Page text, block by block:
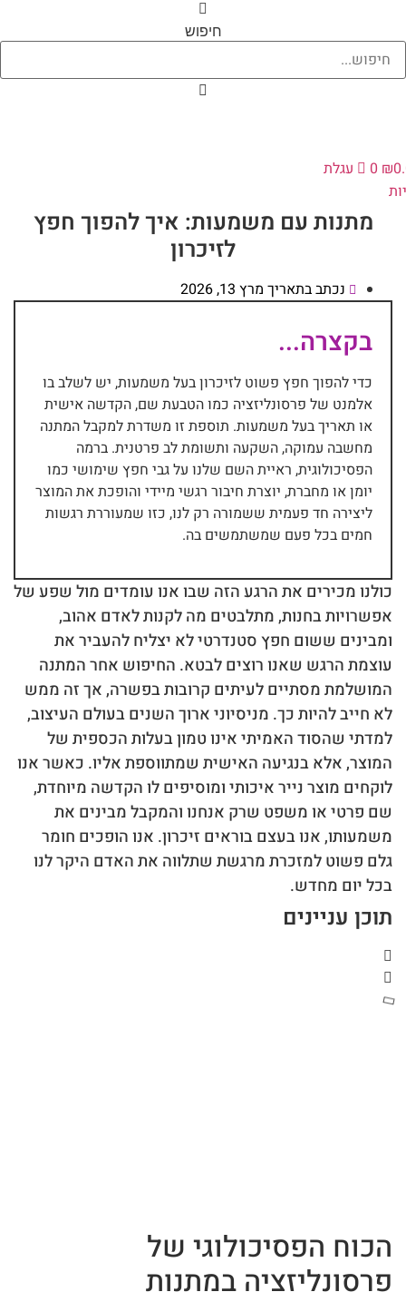
חיפוש
₪
0
עגלת
מתנות עם משמעות: איך להפוך חפץ
לזיכרון
נכתב בתאריך מרץ 13, 2026
בקצרה...
כדי להפוך חפץ פשוט לזיכרון בעל משמעות, יש לשלב בו
אלמנט של פרסונליזציה כמו הטבעת שם, הקדשה אישית
או תאריך בעל משמעות. תוספת זו משדרת למקבל המתנה
מחשבה עמוקה, השקעה ותשומת לב פרטנית. ברמה
הפסיכולוגית, ראיית השם שלנו על גבי חפץ שימושי כמו
יומן או מחברת, יוצרת חיבור רגשי מיידי והופכת את המוצר
ליצירה חד פעמית ששמורה רק לנו, כזו שמעוררת רגשות
חמים בכל פעם שמשתמשים בה.
כולנו מכירים את הרגע הזה שבו אנו עומדים מול שפע של
אפשרויות בחנות, מתלבטים מה לקנות לאדם אהוב,
ומבינים ששום חפץ סטנדרטי לא יצליח להעביר את
עוצמת הרגש שאנו רוצים לבטא. החיפוש אחר המתנה
המושלמת מסתיים לעיתים קרובות בפשרה, אך זה ממש
לא חייב להיות כך. מניסיוני ארוך השנים בעולם העיצוב,
למדתי שהסוד האמיתי אינו טמון בעלות הכספית של
המוצר, אלא בנגיעה האישית שמתווספת אליו. כאשר אנו
לוקחים מוצר נייר איכותי ומוסיפים לו הקדשה מיוחדת,
שם פרטי או משפט שרק אנחנו והמקבל מבינים את
משמעותו, אנו בעצם בוראים זיכרון. אנו הופכים חומר
גלם פשוט למזכרת מרגשת שתלווה את האדם היקר לנו
בכל יום מחדש.
תוכן עניינים
הכוח הפסיכולוגי של
פרסונליזציה במתנות